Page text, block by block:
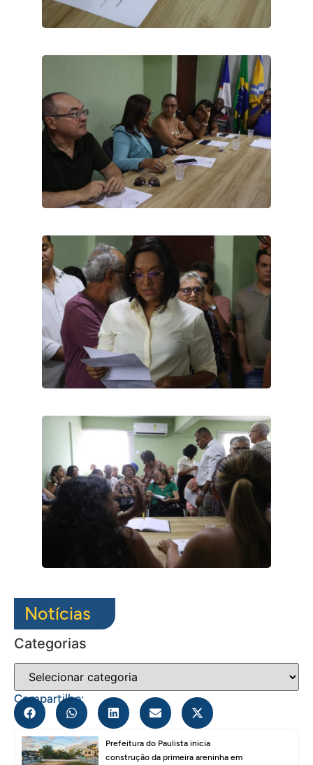
Notícias
Categorias
Compartilhe:
Prefeitura do Paulista inicia
construção da primeira areninha em